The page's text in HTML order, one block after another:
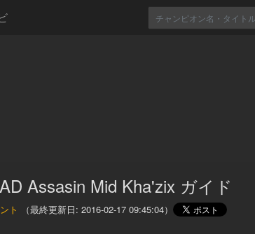
Assasin Mid Kha'zix ガイド
ト （最終更新日: 2016-02-17 09:45:04）